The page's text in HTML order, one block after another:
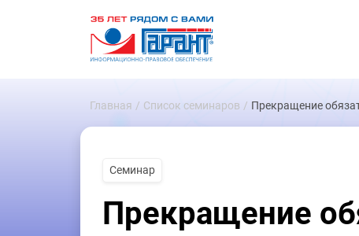
Главная Список семинаров Прекращение
Семинар
Прекращение